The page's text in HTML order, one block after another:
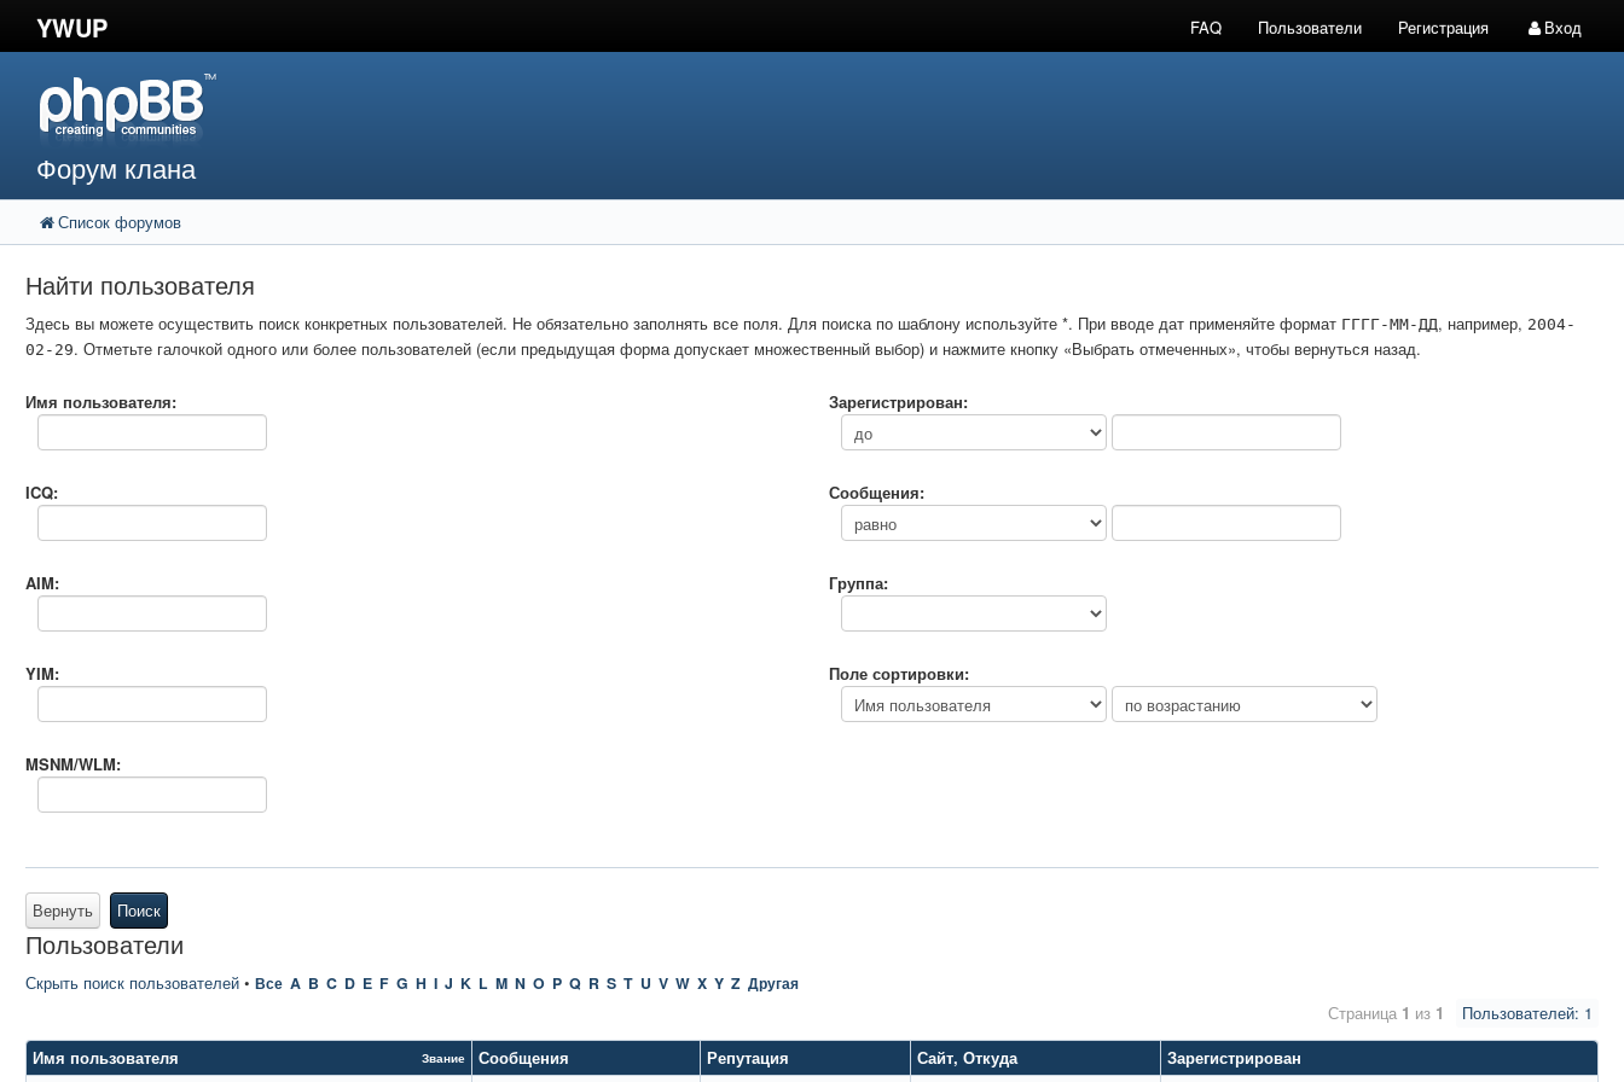
YWUP FAQ Пользователи Регистрация Вход
Форум клана
Список форумов
Найти пользователя
Здесь вы можете осуществить поиск конкретных пользователей. Не обязательно заполнять все поля. Для поиска по шаблону используйте *. При вводе дат применяйте формат ГГГГ-ММ-ДД, например, 2004-
02-29. Отметьте галочкой одного или более пользователей (если предыдущая форма допускает множественный выбор) и нажмите кнопку «Выбрать отмеченных», чтобы вернуться назад.
Имя пользователя:
ICQ:
AIM:
YIM:
MSNM/WLM:
Зарегистрирован:
Сообщения:
Группа:
Поле сортировки:
Вернуть Поиск
Пользователи
Скрыть поиск пользователей • Все A B C D E F G H I J K L M N O P Q R S T U V W X Y Z Другая
Пользователей: 1
Страница 1 из 1
Имя пользователя
Звание Сообщения Репутация Сайт, Откуда
Зарегистрирован